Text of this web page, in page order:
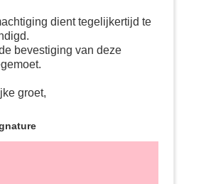
dient tegelijkertijd te
bevestiging van deze
groet,